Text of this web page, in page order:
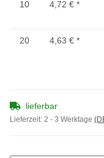
10 4,72 € *
20 4,63 € *
lieferbar
Lieferzeit: 2 - 3 Werktage